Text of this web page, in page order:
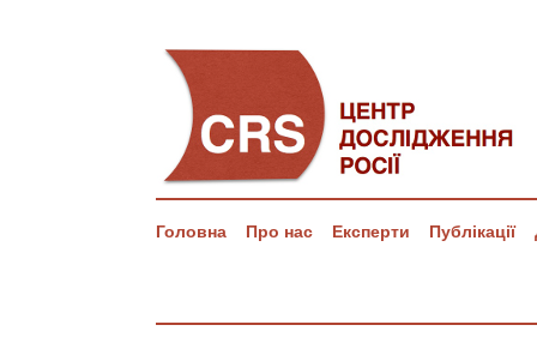
Головна Про нас Експерти Публікації